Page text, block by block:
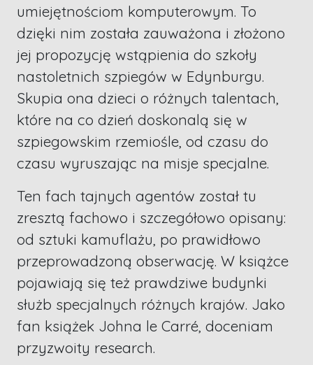
umiejętnościom komputerowym. To
dzięki nim została zauważona i złożono
jej propozycję wstąpienia do szkoły
nastoletnich szpiegów w Edynburgu.
Skupia ona dzieci o różnych talentach,
które na co dzień doskonalą się w
szpiegowskim rzemiośle, od czasu do
czasu wyruszając na misje specjalne.
Ten fach tajnych agentów został tu
zresztą fachowo i szczegółowo opisany:
od sztuki kamuflażu, po prawidłowo
przeprowadzoną obserwację. W książce
pojawiają się też prawdziwe budynki
służb specjalnych różnych krajów. Jako
fan książek Johna le Carré, doceniam
przyzwoity research.